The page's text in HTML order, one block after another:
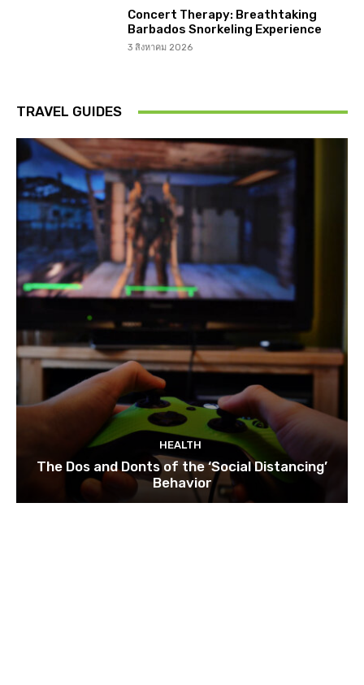
Concert Therapy: Breathtaking
Barbados Snorkeling Experience
3 สิงหาคม 2026
TRAVEL GUIDES
HEALTH
The Dos and Donts of the ‘Social Distancing’
Behavior